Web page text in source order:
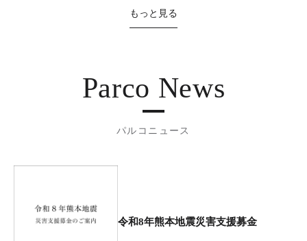
もっと見る
Parco News
パルコニュース
令和8年熊本地震災害支援募金